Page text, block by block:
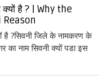
क्यों है ? | Why the
Reason
है ?सिवनी जिले के नामकरण के
का नाम सिवनी क्यों पडा इस